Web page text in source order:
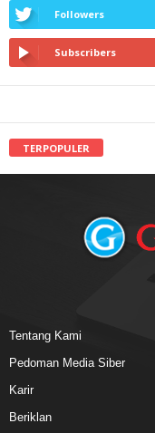
Followers
Subscribers
TERPOPULER
Tentang Kami
Pedoman Media Siber
Karir
Beriklan